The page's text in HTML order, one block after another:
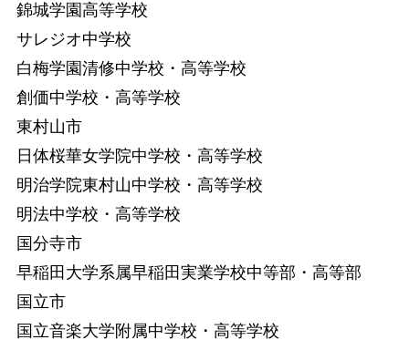
錦城学園高等学校
サレジオ中学校
白梅学園清修中学校・高等学校
創価中学校・高等学校
東村山市
日体桜華女学院中学校・高等学校
明治学院東村山中学校・高等学校
明法中学校・高等学校
国分寺市
早稲田大学系属早稲田実業学校中等部・高等部
国立市
国立音楽大学附属中学校・高等学校